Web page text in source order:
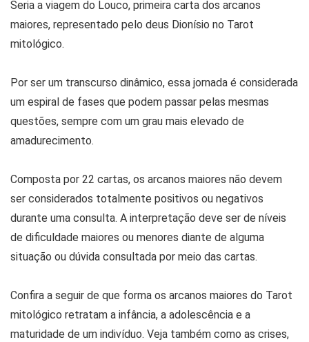
Seria a viagem do Louco, primeira carta dos arcanos
maiores, representado pelo deus Dionísio no Tarot
mitológico.
Por ser um transcurso dinâmico, essa jornada é considerada
um espiral de fases que podem passar pelas mesmas
questões, sempre com um grau mais elevado de
amadurecimento.
Composta por 22 cartas, os arcanos maiores não devem
ser considerados totalmente positivos ou negativos
durante uma consulta. A interpretação deve ser de níveis
de dificuldade maiores ou menores diante de alguma
situação ou dúvida consultada por meio das cartas.
Confira a seguir de que forma os arcanos maiores do Tarot
mitológico retratam a infância, a adolescência e a
maturidade de um indivíduo. Veja também como as crises,